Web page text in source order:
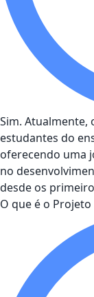
Sim. Atualmente,
estudantes do
oferecendo uma
no
desde os
O que é o Projeto